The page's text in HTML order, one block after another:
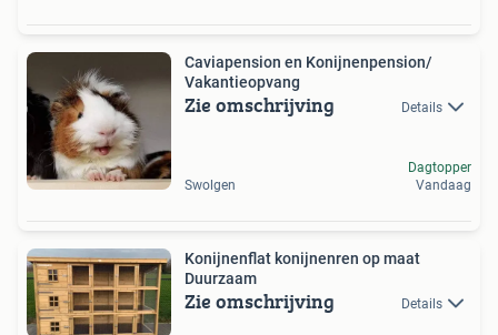
Caviapension en Konijnenpension/
Vakantieopvang
Zie omschrijving Details
Swolgen
Dagtopper
Vandaag
Konijnenflat konijnenren op maat
Duurzaam
Zie omschrijving Details